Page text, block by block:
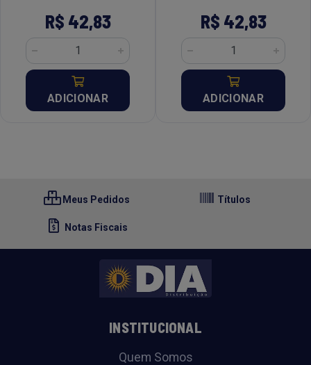
R$ 42,83
ADICIONAR
R$ 42,83
ADICIONAR
Meus Pedidos Títulos
Notas Fiscais
INSTITUCIONAL
Quem Somos